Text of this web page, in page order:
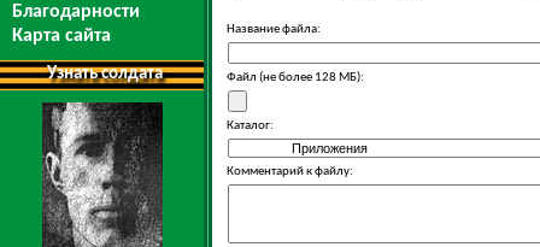
Благодарности
Карта сайта
Узнать солдата
Название файла:
Файл (не более 128 МБ):
Каталог:
Комментарий к файлу: